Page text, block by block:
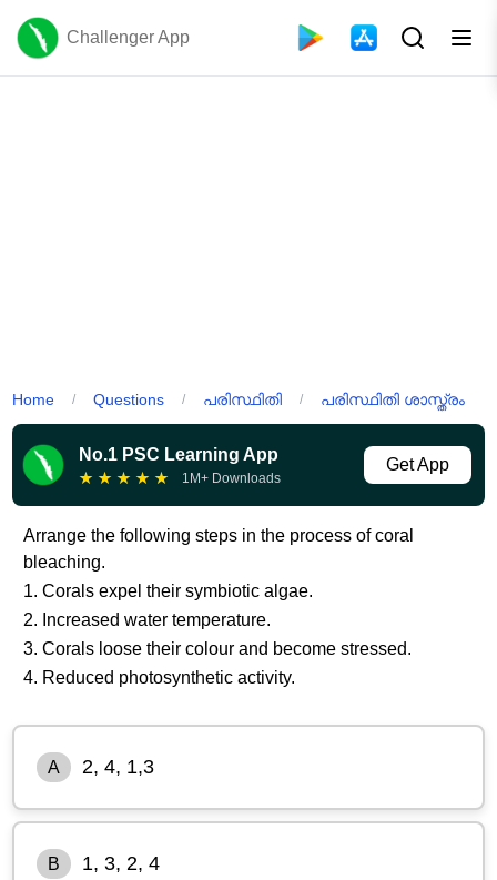
Challenger App
Home / Questions / പരിസ്ഥിതി / പരിസ്ഥിതി ശാസ്ത്രം
No.1 PSC Learning App
★ ★ ★ ★ ★ 1M+ Downloads
Get App
Arrange the following steps in the process of coral
bleaching.
1. Corals expel their symbiotic algae.
2. Increased water temperature.
3. Corals loose their colour and become stressed.
4. Reduced photosynthetic activity.
A 2, 4, 1,3
B 1, 3, 2, 4